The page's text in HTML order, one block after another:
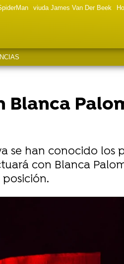
viuda James Van Der Beek
Blanca
se han conocido los
con Blanca